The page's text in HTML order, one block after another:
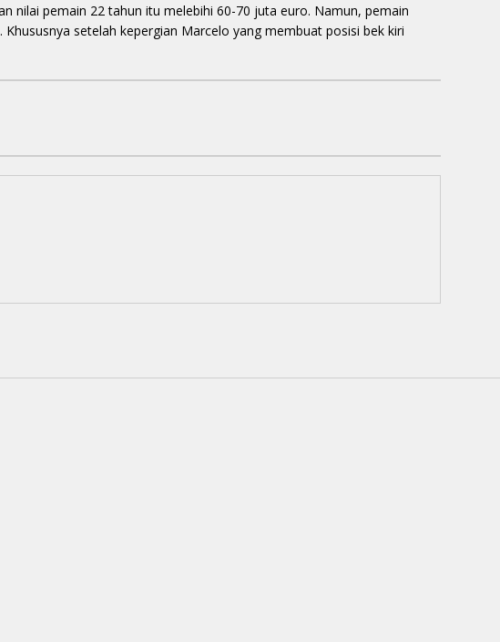
nilai pemain 22 tahun itu melebihi 60-70 juta euro. Namun, pemain
setelah kepergian Marcelo yang membuat posisi bek kiri